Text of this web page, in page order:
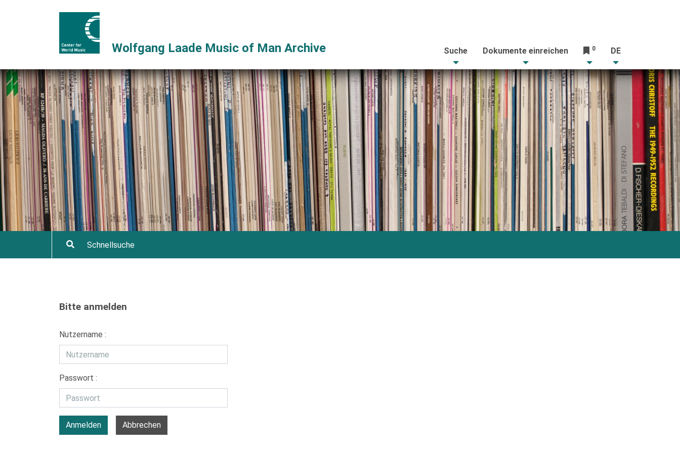
Wolfgang Laade Music of Man Archive Suche Dokumente einreichen 0 DE
Bitte anmelden
Nutzername :
Passwort :
Anmelden Abbrechen